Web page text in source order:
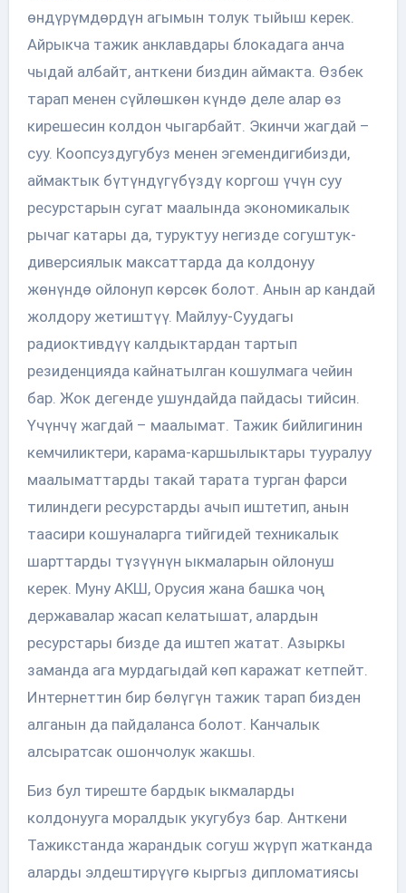
өндүрүмдөрдүн агымын толук тыйыш керек.
Айрыкча тажик анклавдары блокадага анча
чыдай албайт, анткени биздин аймакта. Өзбек
тарап менен сүйлөшкөн күндө деле алар өз
кирешесин колдон чыгарбайт. Экинчи жагдай –
суу. Коопсуздугубуз менен эгемендигибизди,
аймактык бүтүндүгүбүздү коргош үчүн суу
ресурстарын сугат маалында экономикалык
рычаг катары да, туруктуу негизде согуштук-
диверсиялык максаттарда да колдонуу
жөнүндө ойлонуп көрсөк болот. Анын ар кандай
жолдору жетиштүү. Майлуу-Суудагы
радиоктивдүү калдыктардан тартып
резиденцияда кайнатылган кошулмага чейин
бар. Жок дегенде ушундайда пайдасы тийсин.
Үчүнчү жагдай – маалымат. Тажик бийлигинин
кемчиликтери, карама-каршылыктары тууралуу
маалыматтарды такай тарата турган фарси
тилиндеги ресурстарды ачып иштетип, анын
таасири кошуналарга тийгидей техникалык
шарттарды түзүүнүн ыкмаларын ойлонуш
керек. Муну АКШ, Орусия жана башка чоң
державалар жасап келатышат, алардын
ресурстары бизде да иштеп жатат. Азыркы
заманда ага мурдагыдай көп каражат кетпейт.
Интернеттин бир бөлүгүн тажик тарап бизден
алганын да пайдаланса болот. Канчалык
алсыратсак ошончолук жакшы.
Биз бул тиреште бардык ыкмаларды
колдонууга моралдык укугубуз бар. Анткени
Тажикстанда жарандык согуш жүрүп жатканда
аларды элдештирүүгө кыргыз дипломатиясы